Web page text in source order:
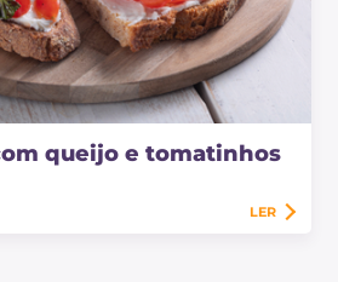
queijo e tomatinhos
LER